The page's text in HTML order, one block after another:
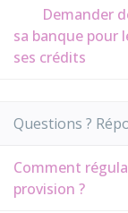
Demander
sa banque pour
ses crédits
Questions ?
Comment
provision ?